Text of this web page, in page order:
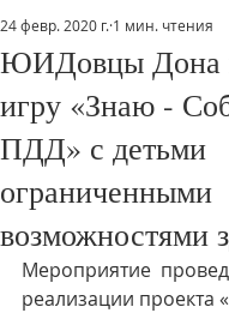
ЮИДовцы Дона
игру «Знаю -
ПДД» с детьми
ограниченными
возможностями
24 февр. 2020 г. 1 мин. чтения
Мероприятие
реализации проекта